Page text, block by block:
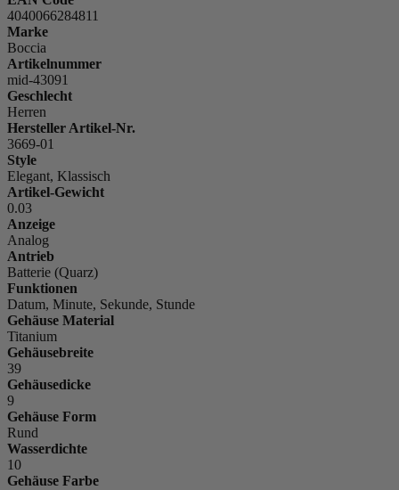
4040066284811
Marke
Boccia
Artikelnummer
mid-43091
Geschlecht
Herren
Hersteller Artikel-Nr.
3669-01
Style
Elegant, Klassisch
Artikel-Gewicht
0.03
Anzeige
Analog
Antrieb
Batterie (Quarz)
Funktionen
Datum, Minute, Sekunde, Stunde
Gehäuse Material
Titanium
Gehäusebreite
39
Gehäusedicke
9
Gehäuse Form
Rund
Wasserdichte
10
Gehäuse Farbe